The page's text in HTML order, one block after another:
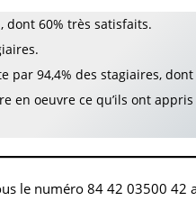
dont 60% très satisfaits.
94,4% des stagiaires, dont
en oeuvre ce qu’ils ont
le numéro 84 42 03500